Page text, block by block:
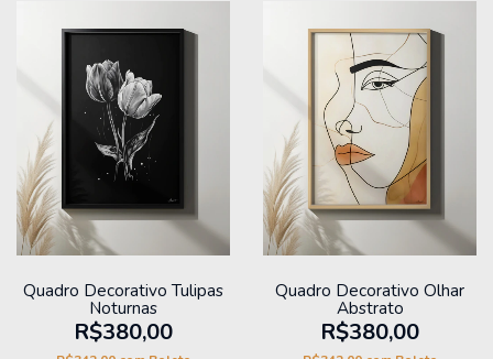
Quadro Decorativo Tulipas
Noturnas
R$380,00
Quadro Decorativo Olhar
Abstrato
R$380,00